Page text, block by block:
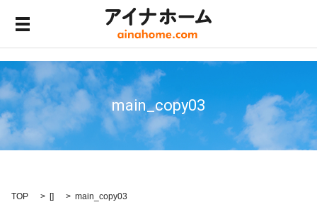
main_copy03
TOP [] main_copy03